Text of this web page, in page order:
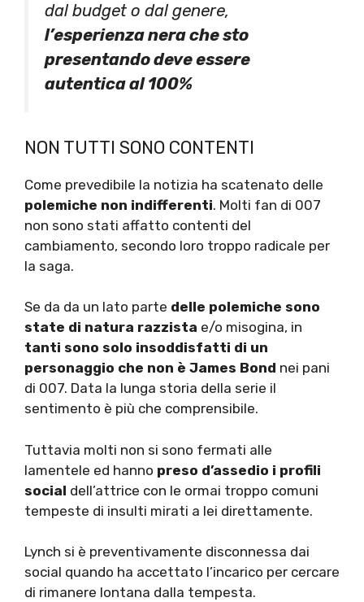
dal budget o dal genere,
l’esperienza nera che sto
presentando deve essere
autentica al 100%
NON TUTTI SONO CONTENTI
Come prevedibile la notizia ha scatenato delle
polemiche non indifferenti. Molti fan di 007
non sono stati affatto contenti del
cambiamento, secondo loro troppo radicale per
la saga.
Se da da un lato parte delle polemiche sono
state di natura razzista e/o misogina, in
tanti sono solo insoddisfatti di un
personaggio che non è James Bond nei pani
di 007. Data la lunga storia della serie il
sentimento è più che comprensibile.
Tuttavia molti non si sono fermati alle
lamentele ed hanno preso d’assedio i profili
social dell’attrice con le ormai troppo comuni
tempeste di insulti mirati a lei direttamente.
Lynch si è preventivamente disconnessa dai
social quando ha accettato l’incarico per cercare
di rimanere lontana dalla tempesta.